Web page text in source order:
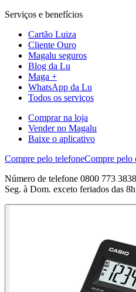
Serviços e benefícios
Cartão Luiza
Cliente Ouro
Magalu seguros
Blog da Lu
Maga +
WhatsApp da Lu
Todos os serviços
Comprar na loja
Vender no Magalu
Baixe o aplicativo
Compre pelo telefoneCompre pelo
Número de telefone 0800 773 3838
Seg. à Dom. exceto feriados das